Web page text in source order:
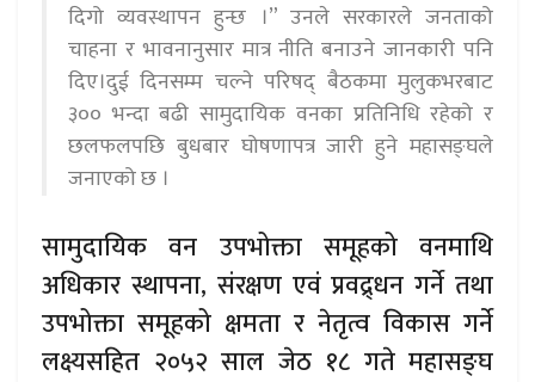
दिगो व्यवस्थापन हुन्छ ।” उनले सरकारले जनताको
चाहना र भावनानुसार मात्र नीति बनाउने जानकारी पनि
दिए।दुई दिनसम्म चल्ने परिषद् बैठकमा मुलुकभरबाट
३०० भन्दा बढी सामुदायिक वनका प्रतिनिधि रहेको र
छलफलपछि बुधबार घोषणापत्र जारी हुने महासङ्घले
जनाएको छ ।
सामुदायिक वन उपभोक्ता समूहको वनमाथि
अधिकार स्थापना, संरक्षण एवं प्रवद्र्धन गर्ने तथा
उपभोक्ता समूहको क्षमता र नेतृत्व विकास गर्ने
लक्ष्यसहित २०५२ साल जेठ १८ गते महासङ्घ